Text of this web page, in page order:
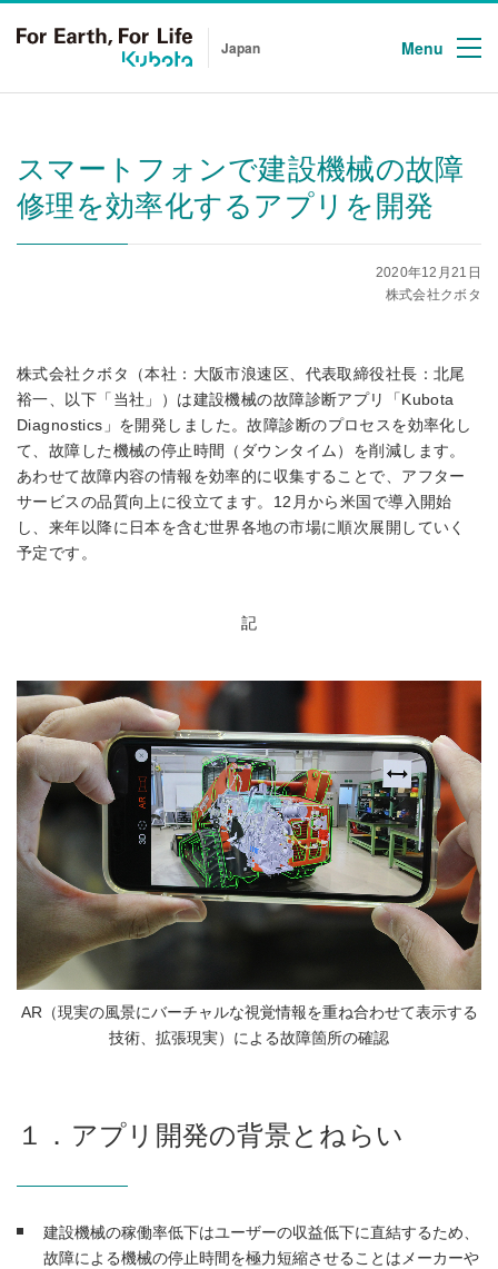
Japan Menu
スマートフォンで建設機械の故障
修理を効率化するアプリを開発
2020年12月21日
株式会社クボタ
株式会社クボタ（本社：大阪市浪速区、代表取締役社長：北尾
裕一、以下「当社」）は建設機械の故障診断アプリ「Kubota
Diagnostics」を開発しました。故障診断のプロセスを効率化し
て、故障した機械の停止時間（ダウンタイム）を削減します。
あわせて故障内容の情報を効率的に収集することで、アフター
サービスの品質向上に役立てます。12月から米国で導入開始
し、来年以降に日本を含む世界各地の市場に順次展開していく
予定です。
記
AR（現実の風景にバーチャルな視覚情報を重ね合わせて表示する
技術、拡張現実）による故障箇所の確認
１．アプリ開発の背景とねらい
建設機械の稼働率低下はユーザーの収益低下に直結するため、
故障による機械の停止時間を極力短縮させることはメーカーや